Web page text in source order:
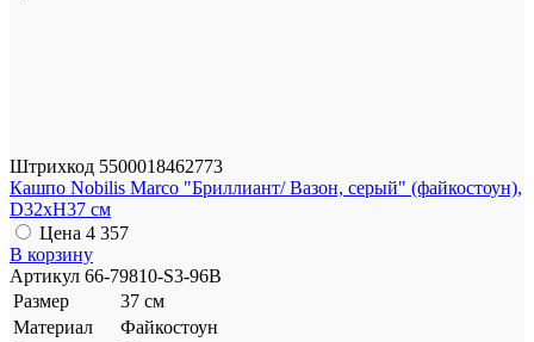
Штрихкод 5500018462773
Кашпо Nobilis Marco "Бриллиант/ Вазон, серый" (файкостоун),
D32xH37 см
Цена 4 357
В корзину
Артикул 66-79810-S3-96B
Размер
37 см
Материал
Файкостоун